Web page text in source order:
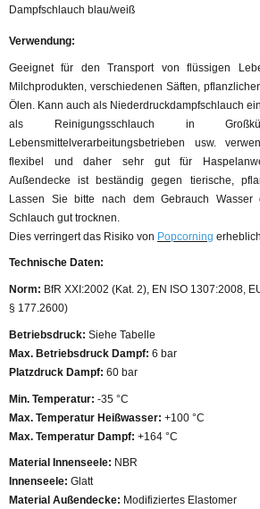
Dampfschlauch blau/weiß
Verwendung:
Geeignet für den Transport von flüssigen
Milchprodukten, verschiedenen Säften,
Ölen. Kann auch als Niederdruckdampfschlauch
als Reinigungsschlauch in
Lebensmittelverarbeitungsbetrieben usw.
flexibel und daher sehr gut für
Außendecke ist beständig gegen tierische,
Lassen Sie bitte nach dem Gebrauch
Schlauch gut trocknen.
Dies verringert das Risiko von Popcorning erheblich.
Technische Daten:
Norm: BfR XXI:2002 (Kat. 2), EN ISO 1307:2008,
§ 177.2600)
Betriebsdruck: Siehe Tabelle
Max. Betriebsdruck Dampf: 6 bar
Platzdruck Dampf: 60 bar
Min. Temperatur: -35 °C
Max. Temperatur Heißwasser: +100 °C
Max. Temperatur Dampf: +164 °C
Material Innenseele: NBR
Innenseele: Glatt
Material Außendecke: Modifiziertes Elastomer